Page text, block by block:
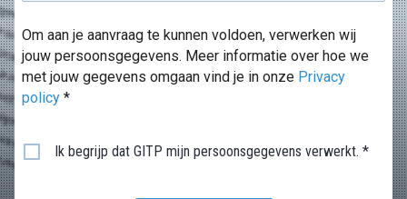
Om aan je aanvraag te kunnen voldoen, verwerken wij
jouw persoonsgegevens. Meer informatie over hoe we
met jouw gegevens omgaan vind je in onze Privacy
policy *
Ik begrijp dat GITP mijn persoonsgegevens verwerkt. *